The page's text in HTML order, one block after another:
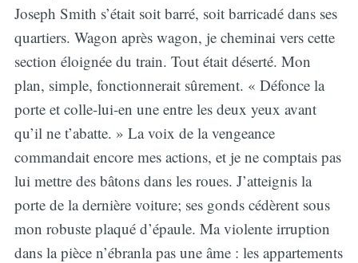
Joseph Smith s’était soit barré, soit barricadé dans ses
quartiers. Wagon après wagon, je cheminai vers cette
section éloignée du train. Tout était déserté. Mon
plan, simple, fonctionnerait sûrement. « Défonce la
porte et colle-lui-en une entre les deux yeux avant
qu’il ne t’abatte. » La voix de la vengeance
commandait encore mes actions, et je ne comptais pas
lui mettre des bâtons dans les roues. J’atteignis la
porte de la dernière voiture; ses gonds cédèrent sous
mon robuste plaqué d’épaule. Ma violente irruption
dans la pièce n’ébranla pas une âme : les appartements